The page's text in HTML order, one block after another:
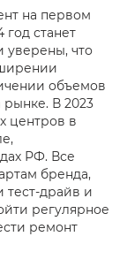
на первом
год станет
уверены, что
объемов
В 2023
центров в
РФ. Все
бренда,
тест-драйв и
регулярное
ремонт